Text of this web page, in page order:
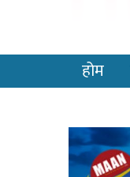
होम